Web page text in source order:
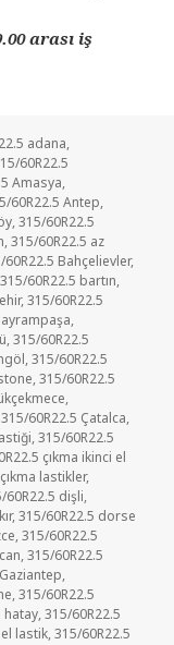
arası iş
adana,
60R22.5
Amasya,
60R22.5 Antep,
,315/60R22.5
,315/60R22.5 az
60R22.5 Bahçelievler,
315/60R22.5 bartın,
,315/60R22.5
,
,315/60R22.5
,315/60R22.5
,315/60R22.5
,
315/60R22.5 Çatalca,
,315/60R22.5
çıkma ikinci el
lastikler,
60R22.5 dişli,
,315/60R22.5 dorse
,315/60R22.5
,315/60R22.5
,
,315/60R22.5
hatay,315/60R22.5
lastik,315/60R22.5